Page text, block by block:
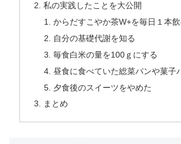
私の実践したことを大公開
からだすこやか茶W+を毎日１本飲
自分の基礎代謝を知る
毎食白米の量を100ｇにする
昼食に食べていた総菜パンや菓子
夕食後のスイーツをやめた
まとめ